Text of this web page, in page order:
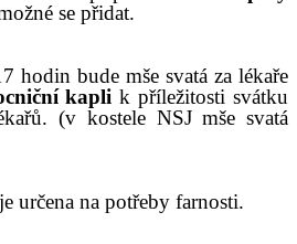
se přidat.
hodin bude mše svatá za lékaře
kapli k příležitosti svátku
(v kostele NSJ mše svatá
určena na potřeby farnosti.